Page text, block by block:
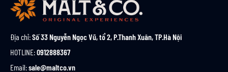
Địa chỉ:Số 33 Nguyễn Ngọc Vũ, tổ 2, P.Thanh Xuân, TP.Hà Nội
HOTLINE:0912888367
Email:sale@maltco.vn